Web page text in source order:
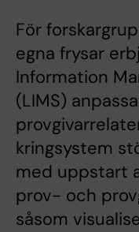
För
egna frysar
Information
(LIMS)
kringsystem
med uppstart
prov- och
såsom